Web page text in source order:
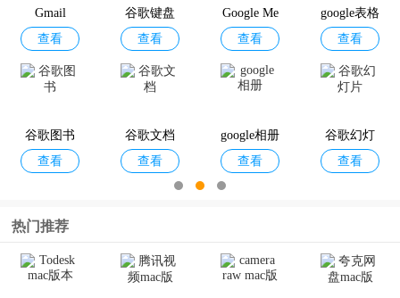
Gmail
查看
谷歌键盘
输入法
查看
Google Me
et App
查看
google表格
查看
谷歌图书
查看
谷歌文档
查看
google相册
查看
谷歌幻灯
片
查看
谷歌云端
硬盘App
查看
WebView
查看
强力监测a
查看
谷歌拼音
输入法手
查看
热门推荐